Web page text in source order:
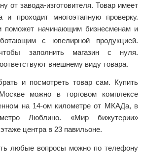
от завода-изготовителя. Товар имеет
и проходит многоэтапную проверку.
поможет начинающим бизнесменам и
с ювелирной продукцией.
заполнить магазин с нуля.
внешнему виду товара.
и посмотреть товар сам. Купить
можно в торговом комплексе
на 14-ом километре от МКАДа, в
Люблино. «Мир бижутерии»
центра в 23 павильоне.
любые вопросы можно по телефону